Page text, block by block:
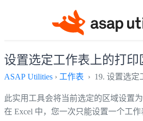
设置选定工作表上的打印
ASAP Utilities › 工作表 › 19. 设置选
此实用工具会将当前选定的区域设置
在 Excel 中，您一次只能设置一个工